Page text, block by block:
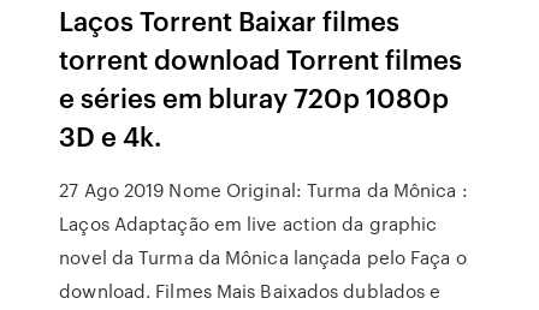
Laços Torrent Baixar filmes
torrent download Torrent filmes
e séries em bluray 720p 1080p
3D e 4k.
27 Ago 2019 Nome Original: Turma da Mônica :
Laços Adaptação em live action da graphic
novel da Turma da Mônica lançada pelo Faça o
download. Filmes Mais Baixados dublados e